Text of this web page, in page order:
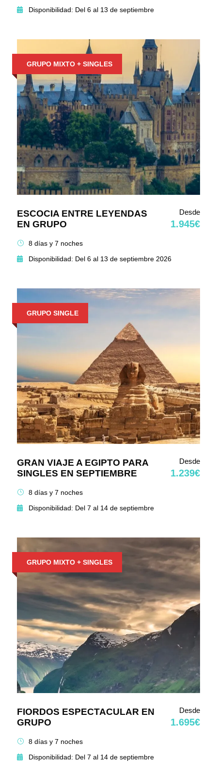
Disponibilidad: Del 6 al 13 de septiembre
GRUPO MIXTO + SINGLES
ESCOCIA ENTRE LEYENDAS
EN GRUPO
Desde
1.945€
8 días y 7 noches
Disponibilidad: Del 6 al 13 de septiembre 2026
GRUPO SINGLE
GRAN VIAJE A EGIPTO PARA
SINGLES EN SEPTIEMBRE
Desde
1.239€
8 días y 7 noches
Disponibilidad: Del 7 al 14 de septiembre
GRUPO MIXTO + SINGLES
FIORDOS ESPECTACULAR EN
GRUPO
Desde
1.695€
8 días y 7 noches
Disponibilidad: Del 7 al 14 de septiembre